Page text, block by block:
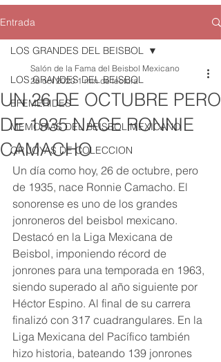
Entrada
LOS GRANDES DEL BEISBOL
EFEMERIDES
MEMORIAS DEL BEISBOL MEXICANO
QR JOYAS DE COLECCION
LOS GRANDES DEL BEISBOL
UN 26 DE OCTUBRE PERO
DE 1935 NACE RONNIE
CAMACHO
Salón de la Fama del Beisbol Mexicano
26 oct 2020 1 min de lectura
Un día como hoy, 26 de octubre, pero
de 1935, nace Ronnie Camacho. El
sonorense es uno de los grandes
jonroneros del beisbol mexicano.
Destacó en la Liga Mexicana de
Beisbol, imponiendo récord de
jonrones para una temporada en 1963,
siendo superado al año siguiente por
Héctor Espino. Al final de su carrera
finalizó con 317 cuadrangulares. En la
Liga Mexicana del Pacífico también
hizo historia, bateando 139 jonrones